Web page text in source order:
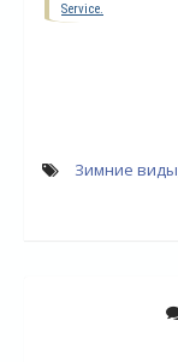
Service.
Зимние виды